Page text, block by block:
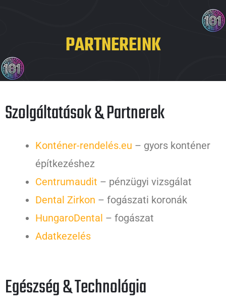
PARTNEREINK
Szolgáltatások & Partnerek
Konténer-rendelés.eu – gyors konténer
építkezéshez
Centrumaudit – pénzügyi vizsgálat
Dental Zirkon – fogászati koronák
HungaroDental – fogászat
Adatkezelés
Egészség & Technológia